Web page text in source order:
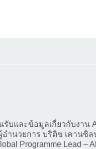
รับและข้อมูลเกี่ยวกับงาน
อำนวยการ บริติช เคานซิล
Programme Lead –